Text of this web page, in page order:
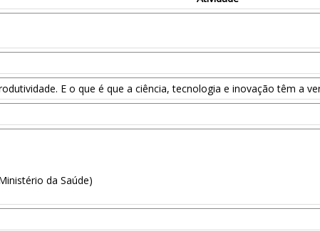
E o que é que a ciência, tecnologia e inovação têm a
da Saúde)